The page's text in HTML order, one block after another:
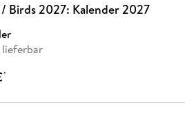
Birds 2027: Kalender 2027
*